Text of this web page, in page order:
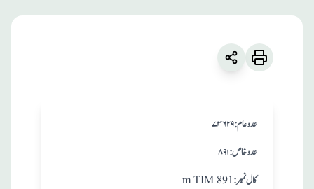
War - P. 17
۷۳۶۲۹:عدد عام
۸۹۱ :عدد خاص
m TIM 891 :کال نمبر